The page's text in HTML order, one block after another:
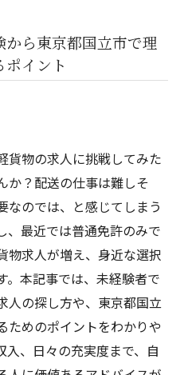
ら東京都国立市で理
イント
貨物の求人に挑戦してみた
か？配送の仕事は難しそ
なのでは、と感じてしまう
、最近では普通免許のみで
物求人が増え、身近な選択
。本記事では、未経験者で
人の探し方や、東京都国立
ためのポイントをわかりや
入、日々の充実度まで、自